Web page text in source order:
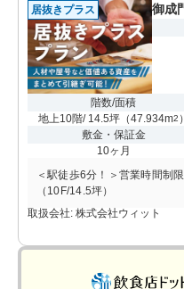
居抜きプラス 御成
階数/面積
地上10階/ 14.5坪（47.934m2 ）
敷金・保証金
10ヶ月
＜駅徒歩6分！＞営業時間制
（10F/14.5坪）
取扱会社: 株式会社ウィット